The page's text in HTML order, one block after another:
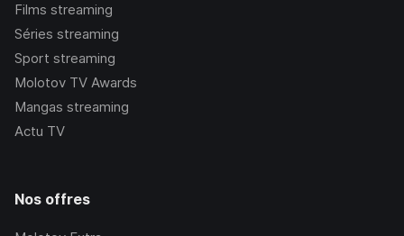
Films streaming
Séries streaming
Sport streaming
Molotov TV Awards
Mangas streaming
Actu TV
Nos offres